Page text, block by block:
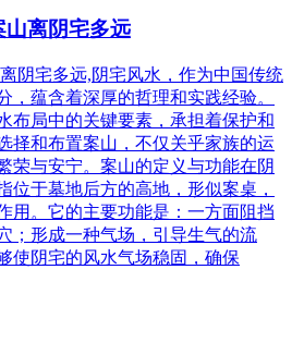
山离阴宅多远
阴宅多远,阴宅风水，作为中国传统
，蕴含着深厚的哲理和实践经验。
布局中的关键要素，承担着保护和
择和布置案山，不仅关乎家族的运
荣与安宁。案山的定义与功能在阴
位于墓地后方的高地，形似案桌，
用。它的主要功能是：一方面阻挡
；形成一种气场，引导生气的流
使阴宅的风水气场稳固，确保